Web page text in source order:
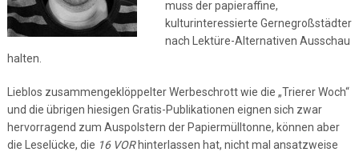
muss der papieraffine,
kulturinteressierte Gernegroßstädter
nach Lektüre-Alternativen Ausschau
halten.
Lieblos zusammengeklöppelter Werbeschrott wie die „Trierer Woch“
und die übrigen hiesigen Gratis-Publikationen eignen sich zwar
hervorragend zum Auspolstern der Papiermülltonne, können aber
die Leselücke, die 16 VORhinterlassen hat, nicht mal ansatzweise